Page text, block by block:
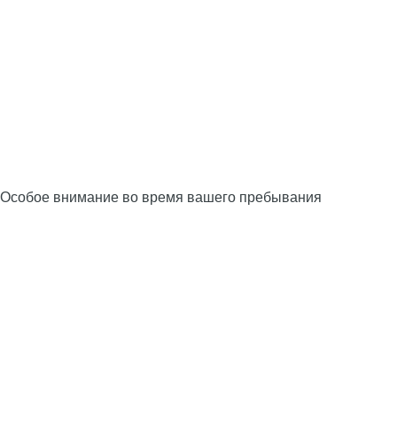
Особое внимание во время вашего пребывания